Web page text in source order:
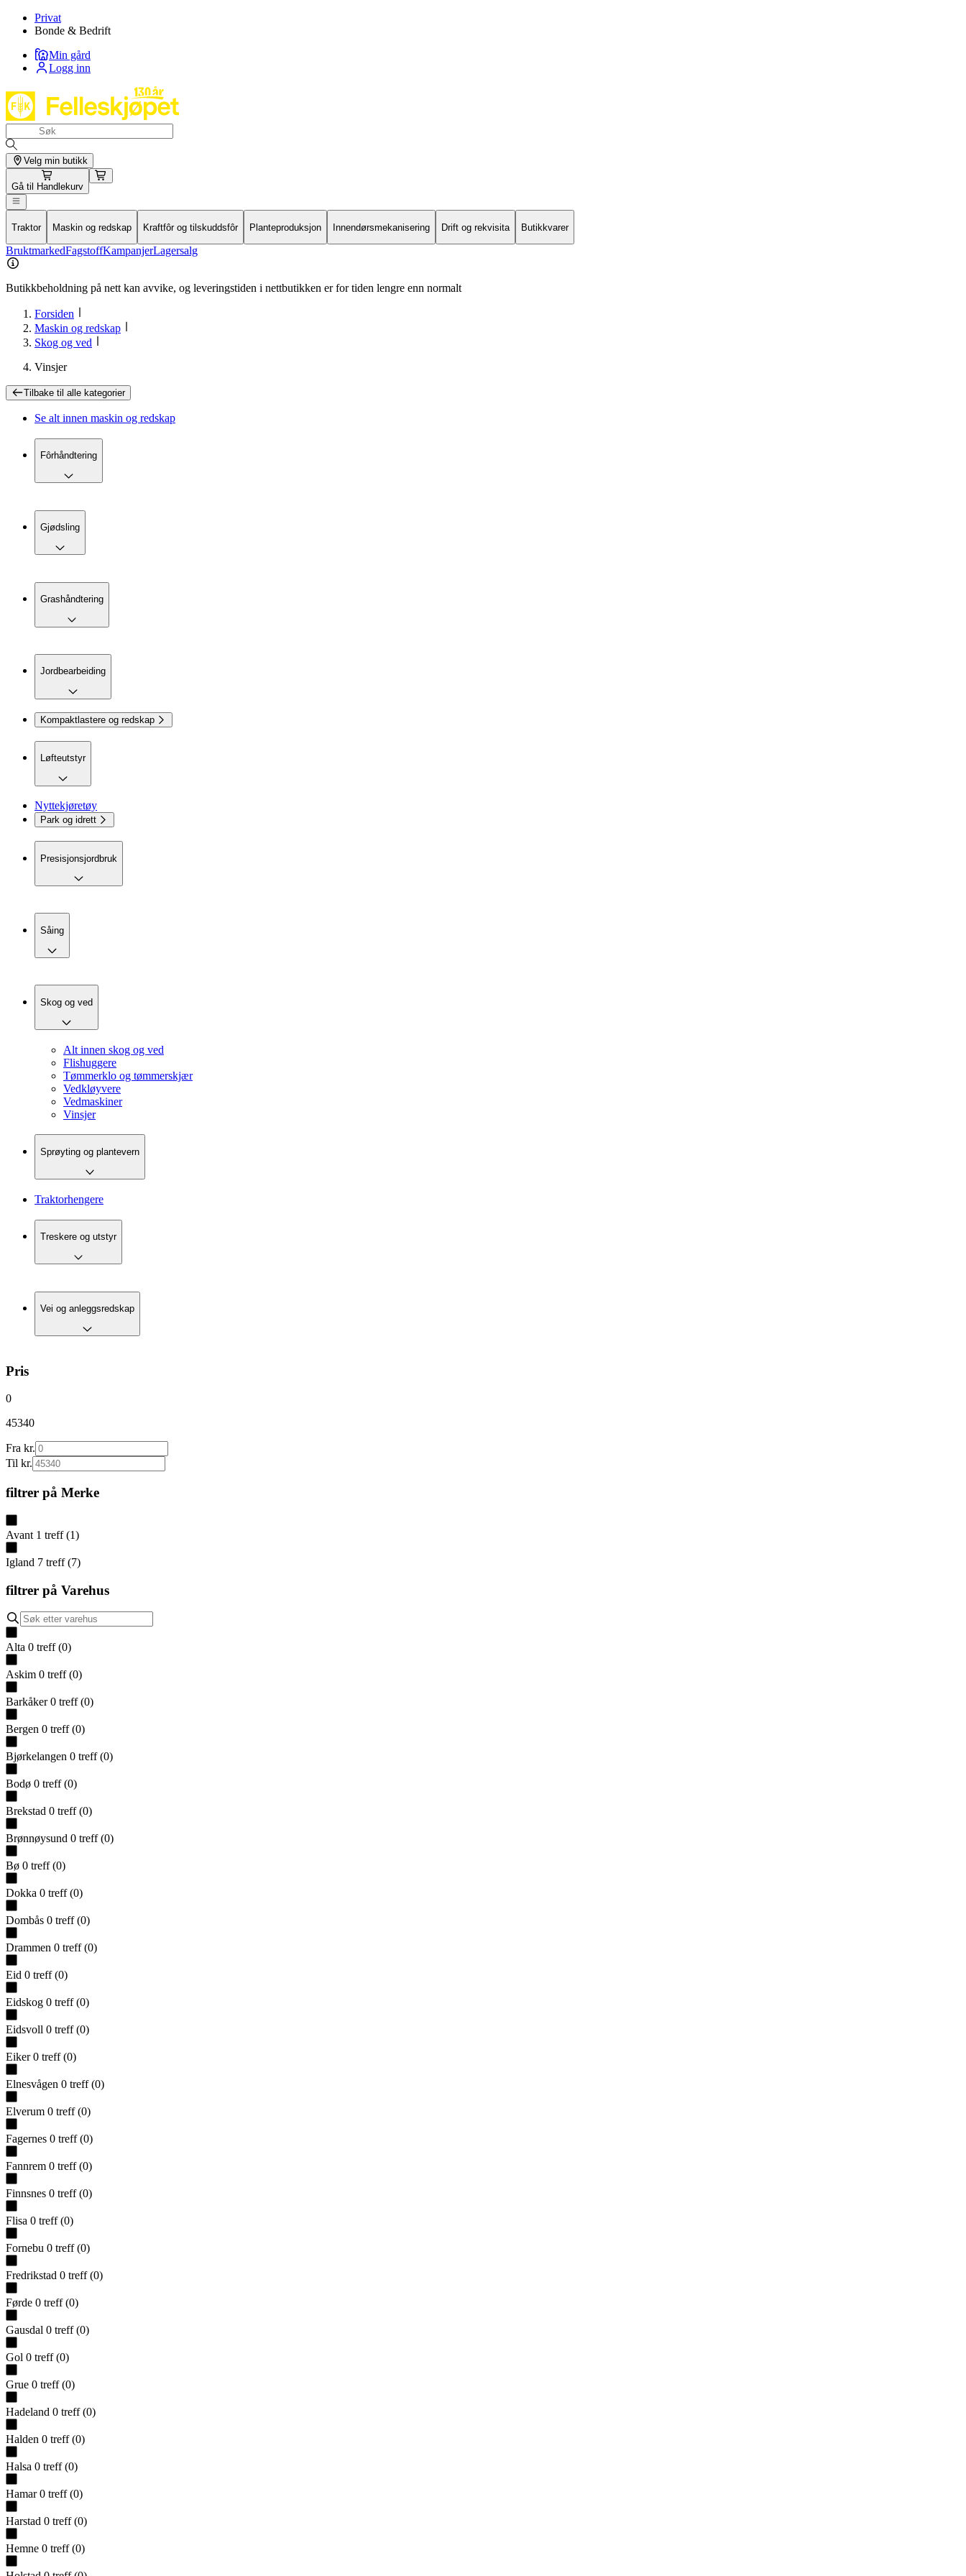
Privat
Bonde & Bedrift
Min gård
Logg inn
Velg min butikk
Gå til Handlekurv
Traktor Maskin og redskap Kraftfôr og tilskuddsfôr Planteproduksjon Innendørsmekanisering Drift og rekvisita Butikkvarer
BruktmarkedFagstoffKampanjerLagersalg
Butikkbeholdning på nett kan avvike, og leveringstiden i nettbutikken er for tiden lengre enn normalt
Forsiden
Maskin og redskap
Skog og ved
Vinsjer
Tilbake til alle kategorier
Se alt innen maskin og redskap
Fôrhåndtering
Gjødsling
Grashåndtering
Jordbearbeiding
Kompaktlastere og redskap
Løfteutstyr
Nyttekjøretøy
Park og idrett
Presisjonsjordbruk
Såing
Skog og ved
Alt innen skog og ved
Flishuggere
Tømmerklo og tømmerskjær
Vedkløyvere
Vedmaskiner
Vinsjer
Sprøyting og plantevern
Traktorhengere
Treskere og utstyr
Vei og anleggsredskap
Pris
0
45340
Fra kr.
Til kr.
filtrer på Merke
Avant 1 treff (1)
Igland 7 treff (7)
filtrer på Varehus
Alta 0 treff (0)
Askim 0 treff (0)
Barkåker 0 treff (0)
Bergen 0 treff (0)
Bjørkelangen 0 treff (0)
Bodø 0 treff (0)
Brekstad 0 treff (0)
Brønnøysund 0 treff (0)
Bø 0 treff (0)
Dokka 0 treff (0)
Dombås 0 treff (0)
Drammen 0 treff (0)
Eid 0 treff (0)
Eidskog 0 treff (0)
Eidsvoll 0 treff (0)
Eiker 0 treff (0)
Elnesvågen 0 treff (0)
Elverum 0 treff (0)
Fagernes 0 treff (0)
Fannrem 0 treff (0)
Finnsnes 0 treff (0)
Flisa 0 treff (0)
Fornebu 0 treff (0)
Fredrikstad 0 treff (0)
Førde 0 treff (0)
Gausdal 0 treff (0)
Gol 0 treff (0)
Grue 0 treff (0)
Hadeland 0 treff (0)
Halden 0 treff (0)
Halsa 0 treff (0)
Hamar 0 treff (0)
Harstad 0 treff (0)
Hemne 0 treff (0)